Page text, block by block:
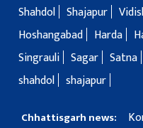
Shahdol Shajapur
Hoshangabad
Harda
Singrauli Sagar Satna
shahdol shajapur
Chhattisgarh news: